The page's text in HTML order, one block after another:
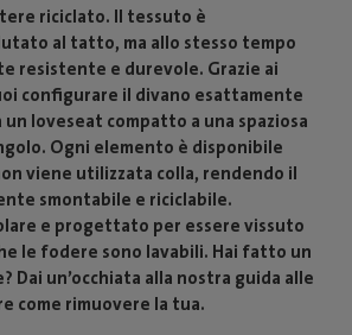
riciclato. Il tessuto è
al tatto, ma allo stesso tempo
resistente e durevole. Grazie ai
configurare il divano esattamente
loveseat compatto a una spaziosa
Ogni elemento è disponibile
viene utilizzata colla, rendendo il
smontabile e riciclabile.
e progettato per essere vissuto
le fodere sono lavabili. Hai fatto un
Dai un’occhiata alla nostra guida alle
come rimuovere la tua.